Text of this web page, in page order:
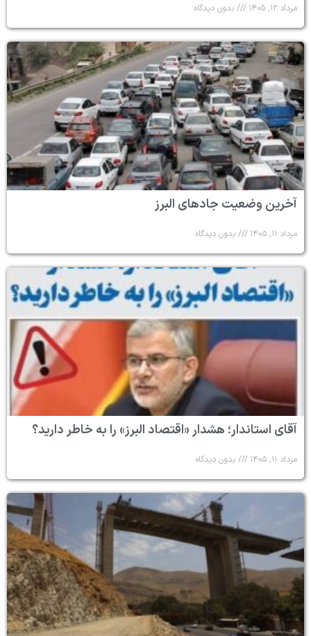
مرداد ۱۲, ۱۴۰۵ بدون دیدگاه
آخرین وضعیت جادهای البرز
مرداد ۱۱, ۱۴۰۵ بدون دیدگاه
آقای استاندار؛ هشدار «اقتصاد البرز» را به خاطر دارید؟
مرداد ۱۱, ۱۴۰۵ بدون دیدگاه